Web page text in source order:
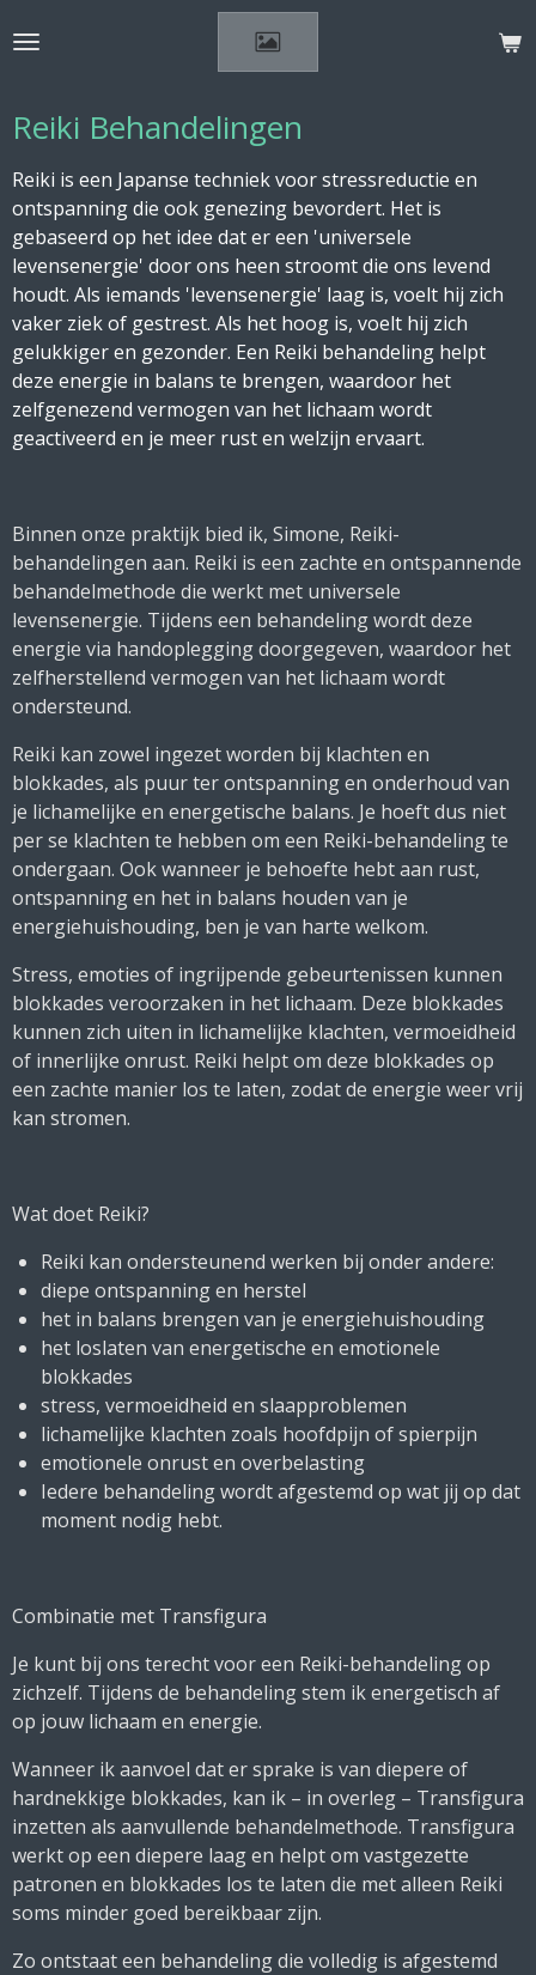
direct
hoofdinhoud
Reiki Behandelingen
Reiki is een Japanse techniek voor stressreductie en
ontspanning die ook genezing bevordert. Het is
gebaseerd op het idee dat er een 'universele
levensenergie' door ons heen stroomt die ons levend
houdt. Als iemands 'levensenergie' laag is, voelt hij zich
vaker ziek of gestrest. Als het hoog is, voelt hij zich
gelukkiger en gezonder. Een Reiki behandeling helpt
deze energie in balans te brengen, waardoor het
zelfgenezend vermogen van het lichaam wordt
geactiveerd en je meer rust en welzijn ervaart.
Binnen onze praktijk bied ik, Simone, Reiki-
behandelingen aan. Reiki is een zachte en ontspannende
behandelmethode die werkt met universele
levensenergie. Tijdens een behandeling wordt deze
energie via handoplegging doorgegeven, waardoor het
zelfherstellend vermogen van het lichaam wordt
ondersteund.
Reiki kan zowel ingezet worden bij klachten en
blokkades, als puur ter ontspanning en onderhoud van
je lichamelijke en energetische balans. Je hoeft dus niet
per se klachten te hebben om een Reiki-behandeling te
ondergaan. Ook wanneer je behoefte hebt aan rust,
ontspanning en het in balans houden van je
energiehuishouding, ben je van harte welkom.
Stress, emoties of ingrijpende gebeurtenissen kunnen
blokkades veroorzaken in het lichaam. Deze blokkades
kunnen zich uiten in lichamelijke klachten, vermoeidheid
of innerlijke onrust. Reiki helpt om deze blokkades op
een zachte manier los te laten, zodat de energie weer vrij
kan stromen.
Wat doet Reiki?
Reiki kan ondersteunend werken bij onder andere:
diepe ontspanning en herstel
het in balans brengen van je energiehuishouding
het loslaten van energetische en emotionele
blokkades
stress, vermoeidheid en slaapproblemen
lichamelijke klachten zoals hoofdpijn of spierpijn
emotionele onrust en overbelasting
Iedere behandeling wordt afgestemd op wat jij op dat
moment nodig hebt.
Combinatie met Transfigura
Je kunt bij ons terecht voor een Reiki-behandeling op
zichzelf. Tijdens de behandeling stem ik energetisch af
op jouw lichaam en energie.
Wanneer ik aanvoel dat er sprake is van diepere of
hardnekkige blokkades, kan ik – in overleg – Transfigura
inzetten als aanvullende behandelmethode. Transfigura
werkt op een diepere laag en helpt om vastgezette
patronen en blokkades los te laten die met alleen Reiki
soms minder goed bereikbaar zijn.
Zo ontstaat een behandeling die volledig is afgestemd